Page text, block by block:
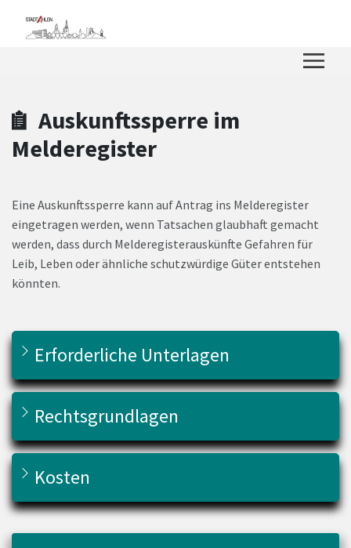
Zum Header
Zum Hauptinhalt
Zum Footer
Zum Hauptinhalt springen
Auskunftssperre im
Melderegister
Eine Auskunftssperre kann auf Antrag ins Melderegister
eingetragen werden, wenn Tatsachen glaubhaft gemacht
werden, dass durch Melderegisterauskünfte Gefahren für
Leib, Leben oder ähnliche schutzwürdige Güter entstehen
könnten.
Erforderliche Unterlagen
Rechtsgrundlagen
Kosten